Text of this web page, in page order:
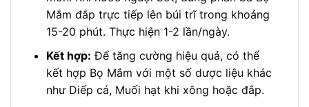
Mắm đắp trực tiếp lên búi trĩ trong khoảng
15-20 phút. Thực hiện 1-2 lần/ngày.
Kết hợp: Để tăng cường hiệu quả, có thể
kết hợp Bọ Mắm với một số dược liệu khác
như Diếp cá, Muối hạt khi xông hoặc đắp.